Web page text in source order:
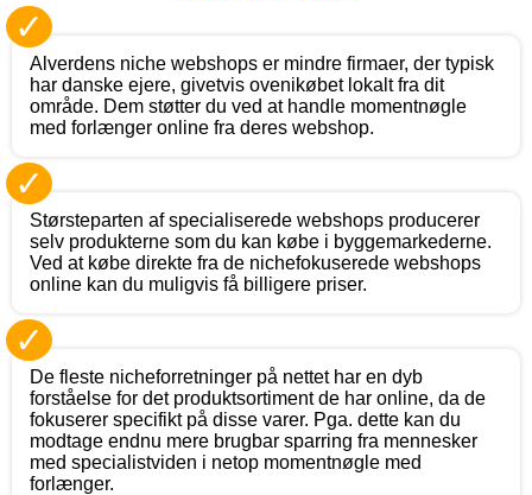
✓
Alverdens niche webshops er mindre firmaer, der typisk
har danske ejere, givetvis ovenikøbet lokalt fra dit
område. Dem støtter du ved at handle momentnøgle
med forlænger online fra deres webshop.
✓
Størsteparten af specialiserede webshops producerer
selv produkterne som du kan købe i byggemarkederne.
Ved at købe direkte fra de nichefokuserede webshops
online kan du muligvis få billigere priser.
✓
De fleste nicheforretninger på nettet har en dyb
forståelse for det produktsortiment de har online, da de
fokuserer specifikt på disse varer. Pga. dette kan du
modtage endnu mere brugbar sparring fra mennesker
med specialistviden i netop momentnøgle med
forlænger.